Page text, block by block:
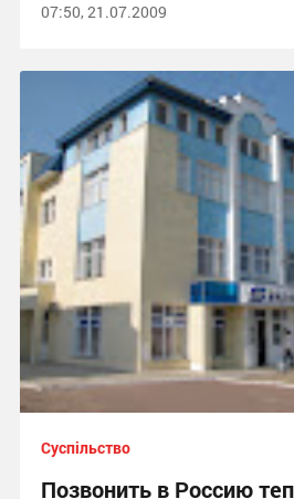
07:50, 21.07.2009
Суспільство
Позвонить в Россию